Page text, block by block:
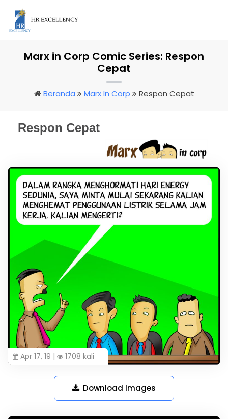
Marx in Corp Comic Series: Respon
Cepat
Beranda Marx In Corp Respon Cepat
Respon Cepat
Apr 17, 19 | 1708 kali
Download Images